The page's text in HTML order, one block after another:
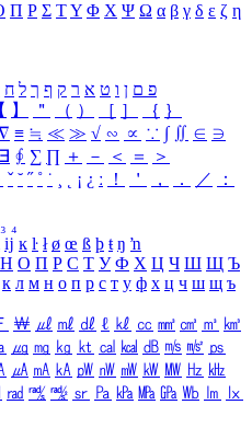
Π Ρ Σ ΤΥ Φ Χ Ψ Ω α β γ δ ε ζ η
פ ם ן ו ט א ר ק ף ך ל ח
】 ＂ （ ） ［ ］ ｛ ｝
≡ ≒ ≪ ≫ √ ∽ ∝ ∵ ∫ ∬ ∈ ∋
∃ ∮ ∑ ∏ ＋ － ＜ ＝
＞
ˇ ˘ ˝ ˚ ˙ ¸ ¡ ¿ ː ！ ＇ ， ． ／
：
₃ ₄
ĳ ĸ ŀ ł ø œ ß þ ŧ ŋ ŉ
Н О П Р С Т У Ф Х Ц Ч Ш Щ Ъ
к л м н о п р с т у ф х ц ч ш щ ъ
￦ ㎕ ㎖ ㎗ ℓ ㎘ ㏄ ㎣ ㎤ ㎥ ㎦
㎍ ㎎ ㎏ ㏏ ㎈ ㎉ ㏈ ㎧ ㎨ ㎰
㎂ ㎃ ㎄ ㎺ ㎻ ㎽ ㎾ ㎿ ㎐ ㎑
㎭ ㎮ ㎯ ㏛ ㎩ ㎪ ㎫ ㎬ ㏝ ㏐
㏓